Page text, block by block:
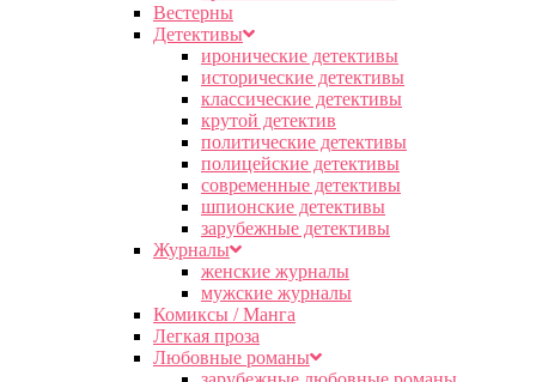
Вестерны
Детективы
иронические детективы
исторические детективы
классические детективы
крутой детектив
политические детективы
полицейские детективы
современные детективы
шпионские детективы
зарубежные детективы
Журналы
женские журналы
мужские журналы
Комиксы / Манга
Легкая проза
Любовные романы